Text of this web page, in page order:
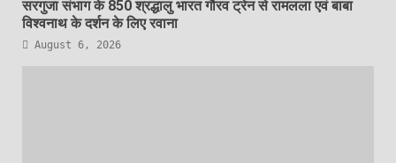
सरगुजा संभाग के 850 श्रद्धालु भारत गौरव ट्रेन से रामलला एवं बाबा
विश्वनाथ के दर्शन के लिए रवाना
August 6, 2026